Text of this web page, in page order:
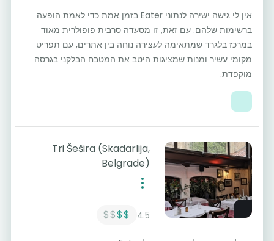
אין לי גישה ישירה לנתוני Eater בזמן אמת כדי לאמת הופעה
ברשימות שלהם. עם זאת, זו מסעדה סרבית פופולרית מאוד
במרכז בלגרד שמתאימה לעצירה נוחה בין אתרים, עם תפריט
מקומי עשיר ומנות שמציגות היטב את המטבח הבלקני בגרסה
מוקפדת.
Tri Šešira (Skadarlija,
Belgrade)
4.5
$$
$$